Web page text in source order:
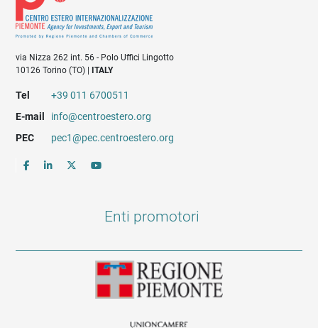
via Nizza 262 int. 56 - Polo Uffici Lingotto
10126 Torino (TO) |
ITALY
Tel
+39 011 6700511
E-mail
info@centroestero.org
PEC
pec1@pec.centroestero.org
Enti promotori